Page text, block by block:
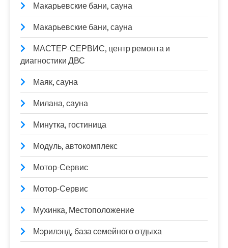
Макарьевские бани, сауна
Макарьевские бани, сауна
МАСТЕР-СЕРВИС, центр ремонта и
диагностики ДВС
Маяк, сауна
Милана, сауна
Минутка, гостиница
Модуль, автокомплекс
Мотор-Сервис
Мотор-Сервис
Мухинка, Местоположение
Мэрилэнд, база семейного отдыха